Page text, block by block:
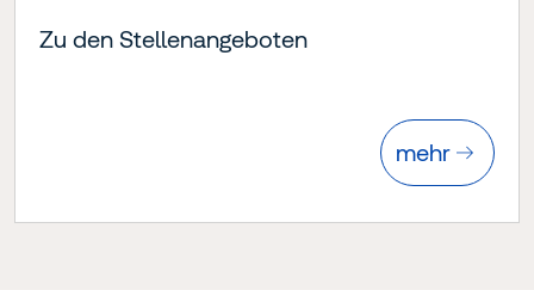
Zu den Stellenangeboten
mehr